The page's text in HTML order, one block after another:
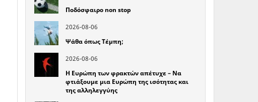
Ποδόσφαιρο non stop
2026-08-06
Ψάθα όπως Τέμπη;
2026-08-06
Η Ευρώπη των φρακτών απέτυχε – Να
φτιάξουμε μια Ευρώπη της ισότητας και
της αλληλεγγύης